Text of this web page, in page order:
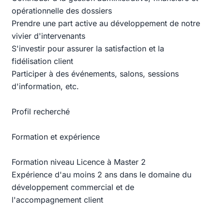
opérationnelle des dossiers
Prendre une part active au développement de notre
vivier d'intervenants
S'investir pour assurer la satisfaction et la
fidélisation client
Participer à des événements, salons, sessions
d'information, etc.
Profil recherché
Formation et expérience
Formation niveau Licence à Master 2
Expérience d'au moins 2 ans dans le domaine du
développement commercial et de
l'accompagnement client